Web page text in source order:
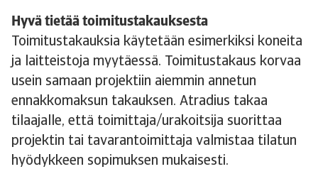
Hyvä tietää toimitustakauksesta
Toimitustakauksia käytetään esimerkiksi koneita
ja laitteistoja myytäessä. Toimitustakaus korvaa
usein samaan projektiin aiemmin annetun
ennakkomaksun takauksen. Atradius takaa
tilaajalle, että toimittaja/urakoitsija suorittaa
projektin tai tavarantoimittaja valmistaa tilatun
hyödykkeen sopimuksen mukaisesti.